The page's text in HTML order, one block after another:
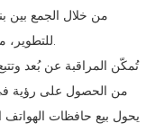
من خلال الجمع بين
للتطوير، مما يتيح ترقيات مرنة مع تطور متطلبات السوق.
تُمكّن المراقبة عن بُعد
من الحصول على رؤية في
يحول بيع حافظات الهواتف